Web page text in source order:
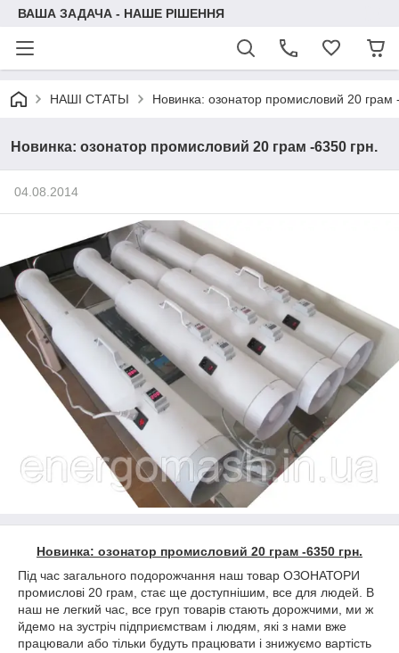
ВАША ЗАДАЧА - НАШЕ РІШЕННЯ
НАШІ СТАТЬІ Новинка: озонатор промисловий 20 грам
Новинка: озонатор промисловий 20 грам -6350 грн.
04.08.2014
Новинка: озонатор промисловий 20 грам -6350 грн.
Під час загального подорожчання наш товар ОЗОНАТОРИ
промислові 20 грам, стає ще доступнішим, все для людей. В
наш не легкий час, все груп товарів стають дорожчими, ми ж
йдемо на зустріч підприємствам і людям, які з нами вже
працювали або тільки будуть працювати і знижуємо вартість